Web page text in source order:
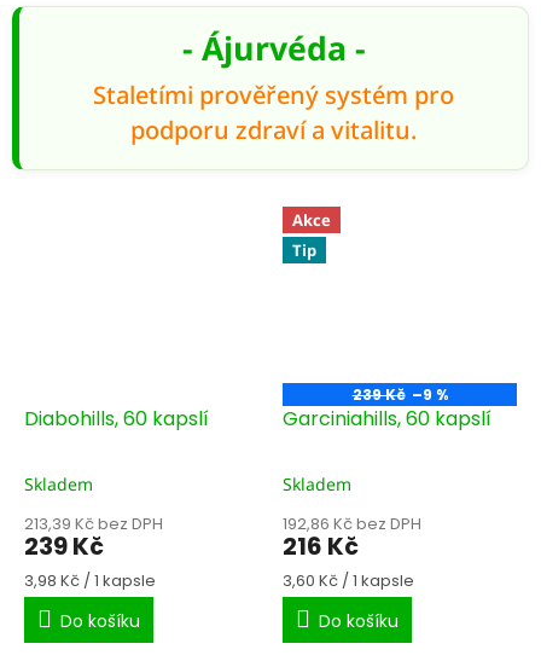
duševní pohody a zvládání
náročnějších období....
Triphala (směs tří ovocných
plodů) a...
- Ájurvéda -
Staletími prověřený systém pro
podporu zdraví a vitalitu.
Diabohills, 60 kapslí
Skladem
213,39 Kč bez DPH
239 Kč
Měrná
cena:
3,98 Kč / 1 kapsle
Do košíku
Akce
Tip
239 Kč –9 %
Garciniahills, 60 kapslí
Skladem
192,86 Kč bez DPH
216 Kč
Měrná
cena:
3,60 Kč / 1 kapsle
Do košíku